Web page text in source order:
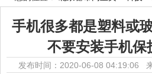
手机很多都是塑料或
不要安装手机保
发布时间：2020-06-08 04:19:06